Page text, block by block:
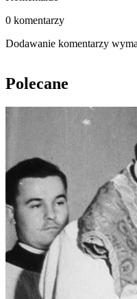
0 komentarzy
Dodawanie komentarzy
Polecane